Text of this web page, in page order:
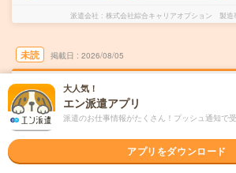
派遣会社 株式会社綜合キャリアオプション 製造
未読 掲載日 2026/08/05
【扶養内ウェルカム！】くるま
レス機械操作/日払いOK
職種未経験OK
大人気！
エン派遣アプリ
派遣のお仕事情報がたくさん！プッシュ通知で
アプリをダウンロード